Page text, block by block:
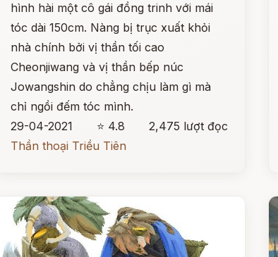
hình hài một cô gái đồng trinh với mái
tóc dài 150cm. Nàng bị trục xuất khỏi
nhà chính bởi vị thần tối cao
Cheonjiwang và vị thần bếp núc
Jowangshin do chẳng chịu làm gì mà
chỉ ngồi đếm tóc mình.
29-04-2021
⭐ 4.8
2,475 lượt đọc
Thần thoại Triều Tiên